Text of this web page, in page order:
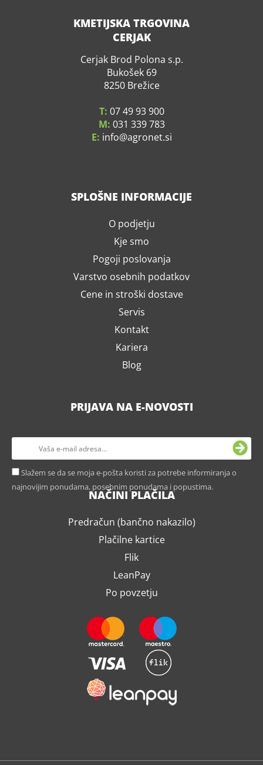
KMETIJSKA TRGOVINA
CERJAK
Cerjak Brod Polona s.p.
Bukošek 69
8250 Brežice
T: 07 49 93 900
M: 031 339 783
E: info agronet.si
SPLOŠNE INFORMACIJE
O podjetju
Kje smo
Pogoji poslovanja
Varstvo osebnih podatkov
Cene in stroški dostave
Servis
Kontakt
Kariera
Blog
PRIJAVA NA E-NOVOSTI
Slažem se da se moja e-pošta koristi za potrebe informiranja o
najnovijim ponudama, posebnim ponudama i popustima.
NAČINI PLAČILA
Predračun (bančno nakazilo)
Plačilne kartice
Flik
LeanPay
Po povzetju